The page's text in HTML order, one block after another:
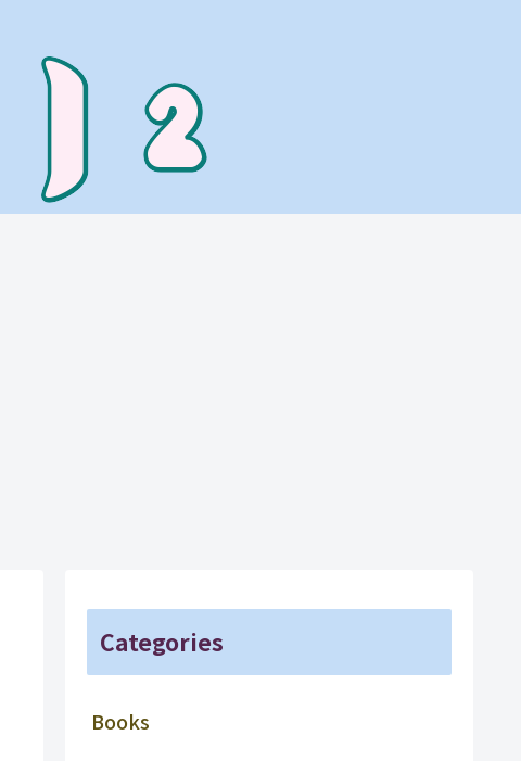
Categories
Books